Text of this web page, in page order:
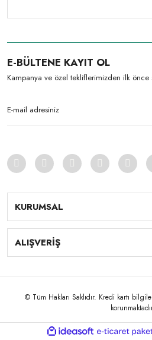
E-BÜLTENE KAYIT OL
Kampanya ve özel tekliflerimizden ilk önce
KURUMSAL
ALIŞVERİŞ
© Tüm Hakları Saklıdır. Kredi kartı
ideasoft